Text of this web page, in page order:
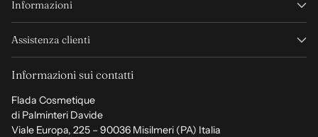
Informazioni
Assistenza clienti
Informazioni sui contatti
Flada Cosmetique
di Palminteri Davide
Viale Europa, 225 – 90036 Misilmeri (PA) Italia